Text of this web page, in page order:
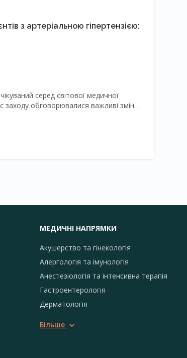
млн – ​у світі. В Україні поширеність
з артеріальною гіпертензією:
серед світової медичної
заходу обговорювалися важливі зміни
МЕДИЧНІ НАПРЯМКИ
Акушерство та гінекологія
Алергологія та імунологія
Анестезіологія та інтенсивна терапія
Гастроентерологія
Дерматологія
Більше